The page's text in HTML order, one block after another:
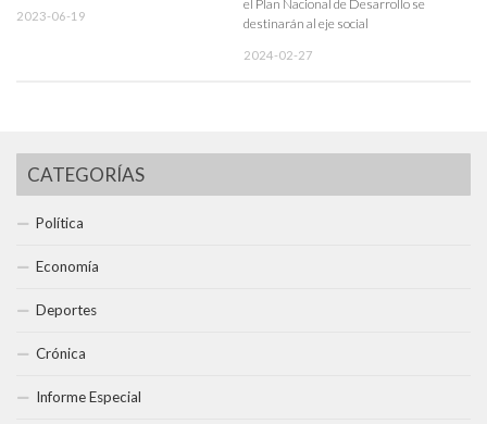
2023-06-19
el Plan Nacional de Desarrollo se
destinarán al eje social
2024-02-27
CATEGORÍAS
Política
Economía
Deportes
Crónica
Informe Especial